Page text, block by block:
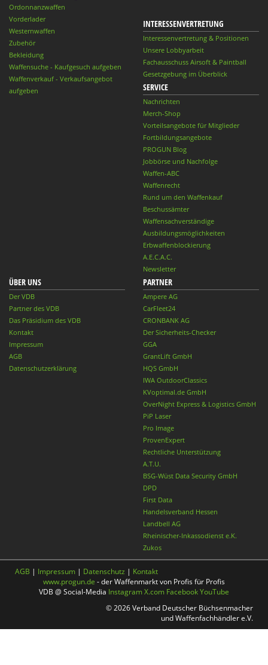
Ordonnanzwaffen
Vorderlader
Westernwaffen
Zubehör
Bekleidung
Waffensuche - Kaufgesuch aufgeben
Waffenverkauf - Verkaufsangebot
aufgeben
INTERESSENVERTRETUNG
Interessenvertretung & Positionen
Unsere Lobbyarbeit
Fachausschuss Airsoft & Paintball
Gesetzgebung im Überblick
SERVICE
Nachrichten
Merch-Shop
Vorteilsangebote für Mitglieder
Fortbildungsangebote
PROGUN Blog
Jobbörse und Nachfolge
Waffen-ABC
Waffenrecht
Rund um den Waffenkauf
Beschussämter
Waffensachverständige
Ausbildungsmöglichkeiten
Erbwaffenblockierung
A.E.C.A.C.
Newsletter
ÜBER UNS
Der VDB
Partner des VDB
Das Präsidium des VDB
Kontakt
Impressum
AGB
Datenschutzerklärung
PARTNER
Ampere AG
CarFleet24
CRONBANK AG
Der Sicherheits-Checker
GGA
GrantLift GmbH
HQS GmbH
IWA OutdoorClassics
KVoptimal.de GmbH
OverNight Express & Logistics GmbH
PiP Laser
Pro Image
ProvenExpert
Rechtliche Unterstützung
A.T.U.
BSG-Wüst Data Security GmbH
DPD
First Data
Handelsverband Hessen
Landbell AG
Rheinischer-Inkassodienst e.K.
Zukos
AGB | Impressum | Datenschutz | Kontakt
www.progun.de - der Waffenmarkt von Profis für Profis
VDB @ Social-Media InstagramX.com FacebookYouTube
© 2026 Verband Deutscher Büchsenmacher
und Waffenfachhändler e.V.